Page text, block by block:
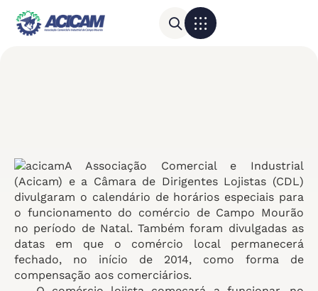
A Associação Comercial e Industrial
(Acicam) e a Câmara de Dirigentes Lojistas (CDL)
divulgaram o calendário de horários especiais para
o funcionamento do comércio de Campo Mourão
no período de Natal. Também foram divulgadas as
datas em que o comércio local permanecerá
fechado, no início de 2014, como forma de
compensação aos comerciários.